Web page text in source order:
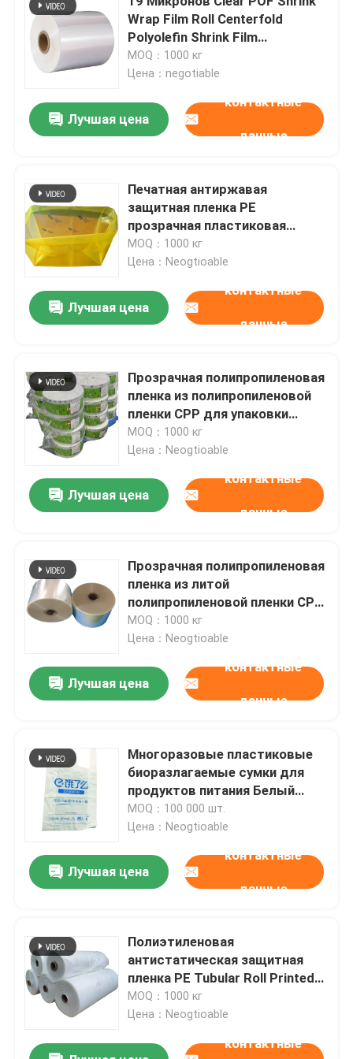
Главная страница
Продукция
Ролики
Wrap Film Roll Centerfold
Polyolefin Shrink Film
(Прозрачная полиолефиновая
фильтрация для сжатия)
MOQ：1000 кг
Цена：negotiable
Лучшая цена
контактные
данные
Печатная антиржавая
защитная пленка PE
прозрачная пластиковая
рулонка VCI
MOQ：1000 кг
Цена：Neogtioable
Лучшая цена
контактные
данные
Прозрачная полипропиленовая
пленка из полипропиленовой
пленки CPP для упаковки
мокрых полотенцев
MOQ：1000 кг
Цена：Neogtioable
Лучшая цена
контактные
данные
Прозрачная полипропиленовая
пленка из литой
полипропиленовой пленки CPP
толщиной 20 - 150 микронов
для композитных материалов
MOQ：1000 кг
Цена：Neogtioable
Лучшая цена
контактные
данные
Многоразовые пластиковые
биоразлагаемые сумки для
продуктов питания Белый
зеленый цвет
MOQ：100 000 шт.
Цена：Neogtioable
Лучшая цена
контактные
данные
Полиэтиленовая
антистатическая защитная
пленка PE Tubular Roll Printed
Color
MOQ：1000 кг
Цена：Neogtioable
контактные